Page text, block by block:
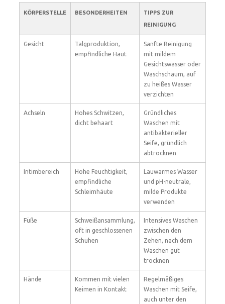
KÖRPERSTELLE BESONDERHEITEN
TIPPS ZUR
REINIGUNG
Gesicht
Talgproduktion,
empfindliche Haut
Sanfte Reinigung
mit mildem
Gesichtswasser oder
Waschschaum, auf
zu heißes Wasser
verzichten
Achseln
Hohes Schwitzen,
dicht behaart
Gründliches
Waschen mit
antibakterieller
Seife, gründlich
abtrocknen
Intimbereich
Hohe Feuchtigkeit,
empfindliche
Schleimhäute
Lauwarmes Wasser
und pH-neutrale,
milde Produkte
verwenden
Füße
Schweißansammlung,
oft in geschlossenen
Schuhen
Intensives Waschen
zwischen den
Zehen, nach dem
Waschen gut
trocknen
Hände
Kommen mit vielen
Keimen in Kontakt
Regelmäßiges
Waschen mit Seife,
auch unter den